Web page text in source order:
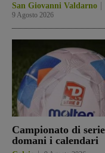
San Giovanni Valdarno
9 Agosto 2026
Campionato di
domani i calendari